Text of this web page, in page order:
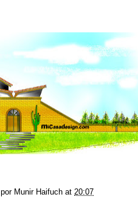
Munir Haifuch at 20:07